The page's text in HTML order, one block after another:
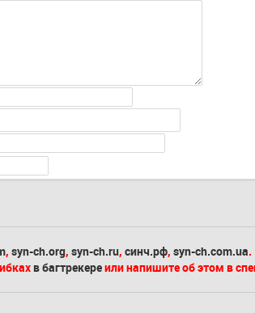
, syn-ch.org, syn-ch.ru, синч.рф, syn-ch.com.ua.
в багтрекереили напишите об этом в